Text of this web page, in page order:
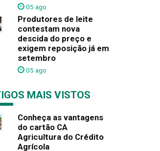
05 ago
Produtores de leite
contestam nova
descida do preço e
exigem reposição já em
setembro
05 ago
MAIS VISTOS
Conheça as vantagens
do cartão CA
Agricultura do Crédito
Agrícola